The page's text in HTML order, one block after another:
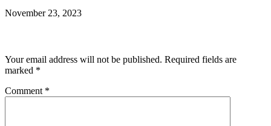
November 23, 2023
Your email address will not be published. Required fields are
marked *
Comment *